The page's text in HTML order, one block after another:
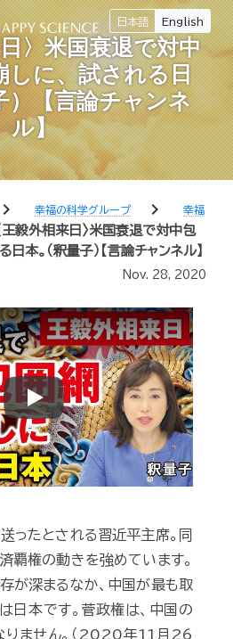
日本語 English
日〉米国衰退で対中
しに、試される日
）【言論チャンネ
ル】
chevron_right 幸福の科学グループ chevron_right
幸福
王毅外相来日〉米国衰退で対中包
本。（釈量子）【言論チャンネル】
Nov. 28, 2020
Play
ったとされる習近平主席。同
覇権の動きを強めています。
が深まるなか、中国が最も取
日本です。菅政権は、中国の
りません。（2020年11月26